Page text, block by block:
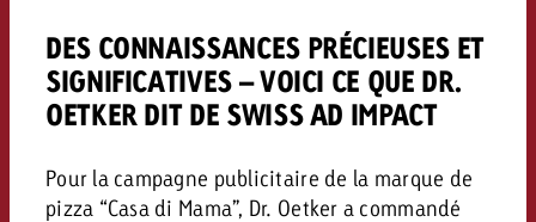
ACTUALITÉS GOLDBACH
Le Goldbach Video Network
portée cross-canal de la vidéo
Une portée mesurable
planification – l’impact fait la
interdictions publicitaires se
large rejet
Swiss Audio Network
Impact
ACTUALITÉS ONLINE
portée cross-canal de la vidéo
Impact
ACTUALITÉS GOLDBACH
portée cross-canal de la vidéo
Out of
Online
DES CONNAISSANCES PRÉCIEUSES ET
SIGNIFICATIVES – VOICI CE QUE DR.
OETKER DIT DE SWISS AD IMPACT
Pour la campagne publicitaire de la marque de
pizza “Casa di Mama”, Dr. Oetker a commandé